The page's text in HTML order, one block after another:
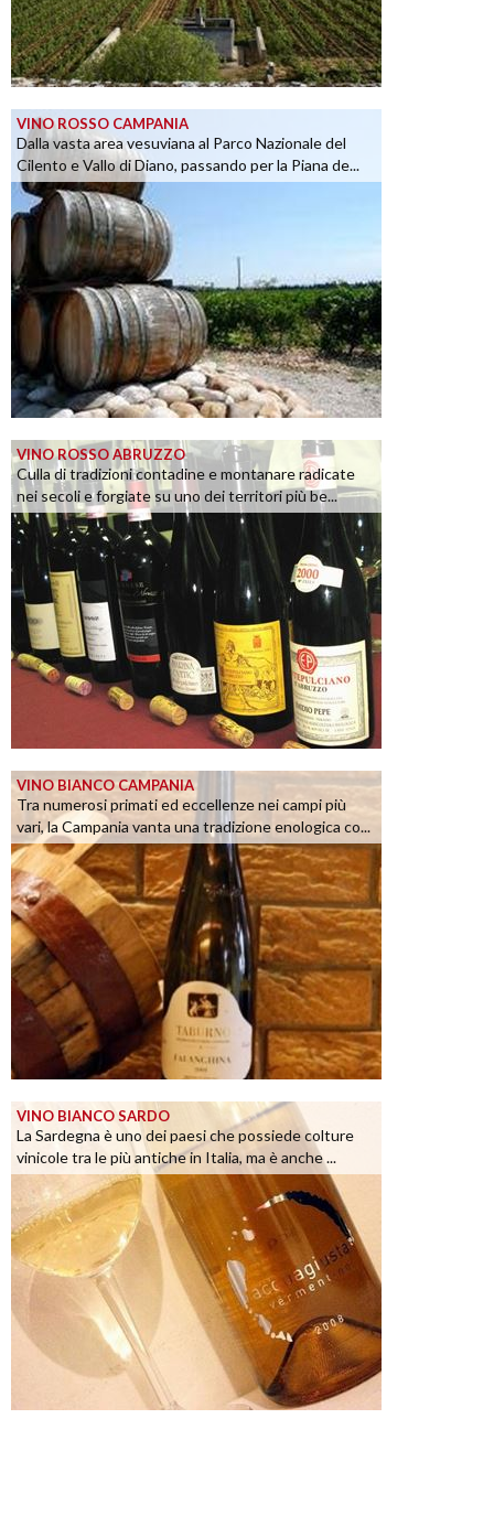
VINO ROSSO CAMPANIA
Dalla vasta area vesuviana al Parco Nazionale del
Cilento e Vallo di Diano, passando per la Piana de...
VINO ROSSO ABRUZZO
Culla di tradizioni contadine e montanare radicate
nei secoli e forgiate su uno dei territori più be...
VINO BIANCO CAMPANIA
Tra numerosi primati ed eccellenze nei campi più
vari, la Campania vanta una tradizione enologica co...
VINO BIANCO SARDO
La Sardegna è uno dei paesi che possiede colture
vinicole tra le più antiche in Italia, ma è anche ...